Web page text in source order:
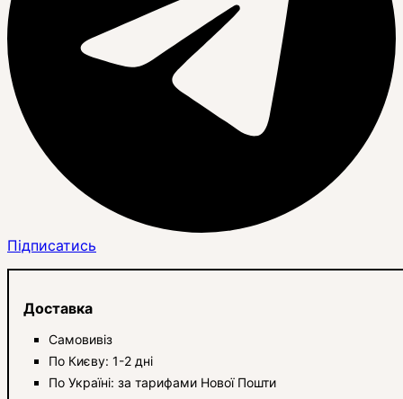
Підписатись
Доставка
Самовивіз
По Києву: 1-2 дні
По Україні: за тарифами Нової Пошти